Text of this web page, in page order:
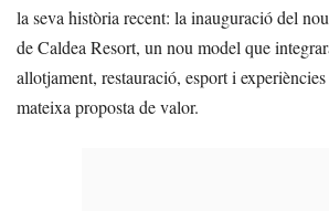
la seva història recent: la inauguració del
de Caldea Resort, un nou model que
allotjament, restauració, esport i experiències
mateixa proposta de valor.